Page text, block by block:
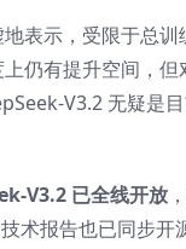
表示，受限于总训
仍有提升空间，
V3.2 无疑是
V3.2 已全线开放
术报告也已同步开